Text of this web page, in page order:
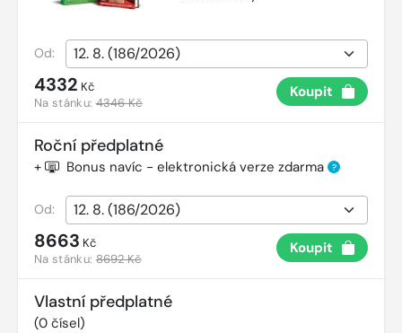
Od:
4332 Kč
Na stánku:4346 Kč
Koupit
Roční předplatné
+ Bonus navíc - elektronická verze zdarma ?
Od:
8663 Kč
Na stánku:8692 Kč
Koupit
Vlastní předplatné
(0 čísel)